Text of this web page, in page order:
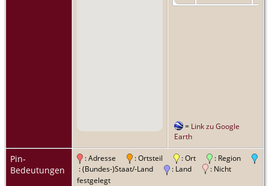
= Link zu Google
Earth
Pin-
Bedeutungen
: Adresse : Ortsteil : Ort
: Region
: (Bundes-)Staat/-Land
: Land
: Nicht
festgelegt